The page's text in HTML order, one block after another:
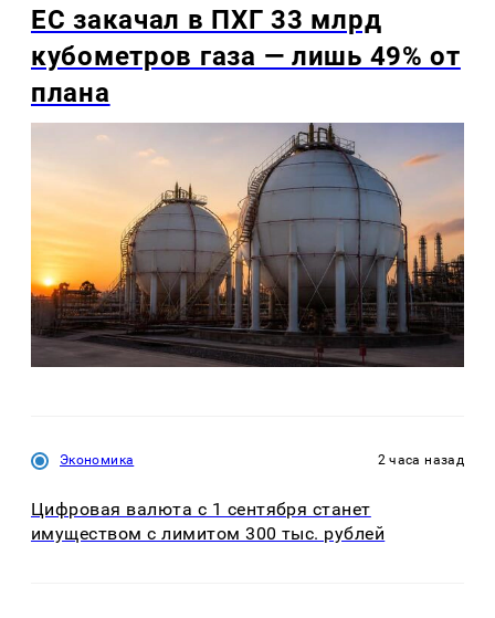
ЕС закачал в ПХГ 33 млрд
кубометров газа — лишь 49% от
плана
Экономика 2 часа назад
Цифровая валюта с 1 сентября станет
имуществом с лимитом 300 тыс. рублей